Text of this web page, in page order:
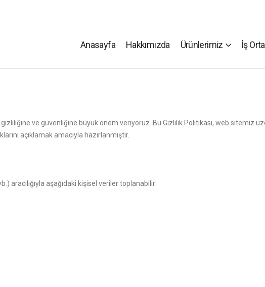
Anasayfa Hakkımızda Ürünlerimiz İş
gizliliğine ve güvenliğine büyük önem veriyoruz. Bu Gizlilik Politikası, web sitemiz
açıklamak amacıyla hazırlanmıştır.
aşağıdaki kişisel veriler toplanabilir: